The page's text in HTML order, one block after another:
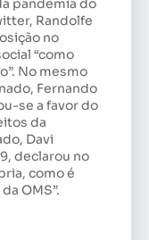
pandemia do
Randolfe
no
“como
No mesmo
Fernando
se a favor do
da
Davi
declarou no
como é
OMS”.